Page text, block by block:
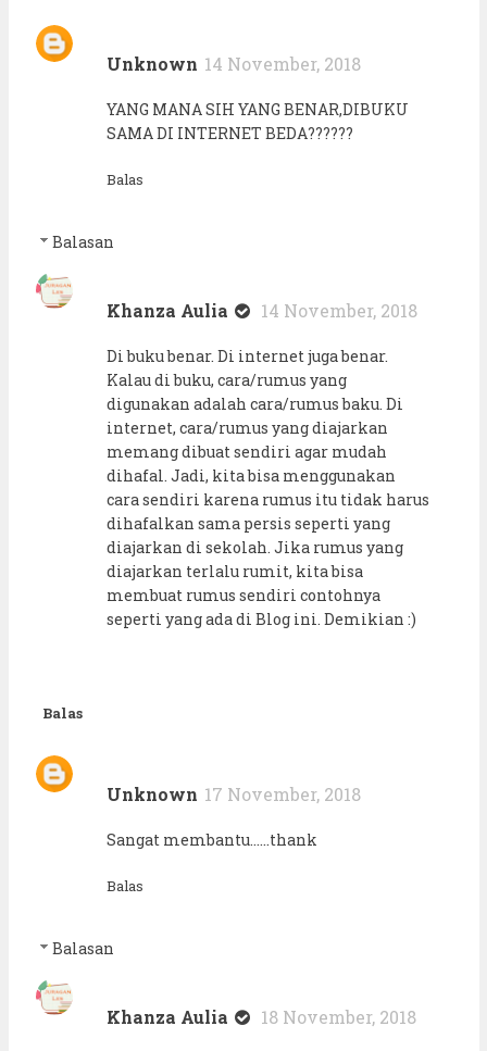
Unknown 14 November, 2018
YANG MANA SIH YANG BENAR,DIBUKU
SAMA DI INTERNET BEDA??????
Balas
Balasan
Khanza Aulia 14 November, 2018
Di buku benar. Di internet juga benar.
Kalau di buku, cara/rumus yang
digunakan adalah cara/rumus baku. Di
internet, cara/rumus yang diajarkan
memang dibuat sendiri agar mudah
dihafal. Jadi, kita bisa menggunakan
cara sendiri karena rumus itu tidak harus
dihafalkan sama persis seperti yang
diajarkan di sekolah. Jika rumus yang
diajarkan terlalu rumit, kita bisa
membuat rumus sendiri contohnya
seperti yang ada di Blog ini. Demikian :)
Balas
Unknown 17 November, 2018
Sangat membantu......thank
Balas
Balasan
Khanza Aulia 18 November, 2018